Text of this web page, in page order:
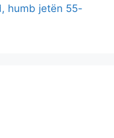
humb jetën 55-